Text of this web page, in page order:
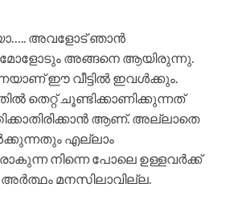
അവളോട് ഞാൻ
മോളോടും അങ്ങനെ ആയിരുന്നു.
ഈ വീട്ടിൽ ഇവൾക്കും.
തെറ്റ് ചൂണ്ടിക്കാണിക്കുന്നത്
ആണ്. അല്ലാതെ
എല്ലാം
നിന്നെ പോലെ ഉള്ളവർക്ക്
മനസിലാവില്ല.